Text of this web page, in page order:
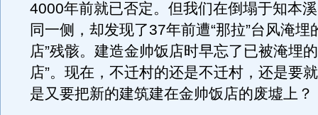
4000年前就已否定。但我们在倒塌于知本
同一侧，却发现了37年前遭“那拉”台风淹埋
店”残骸。建造金帅饭店时早忘了已被淹埋
店”。现在，不迁村的还是不迁村，还是要
是又要把新的建筑建在金帅饭店的废墟上？